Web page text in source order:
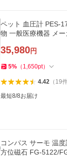
ペット 血圧計 PES-
物 一般医療機器 メ
35,980円
5% （ 1,650pt）
4.42（ 19
最短8/8お届け
コンパス サーモ 温度計 携帯
方位磁石 FG-5122/